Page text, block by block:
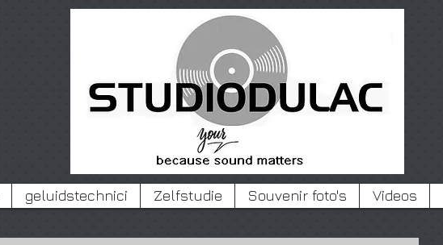
geluidstechnici Zelfstudie Souvenir foto's Videos